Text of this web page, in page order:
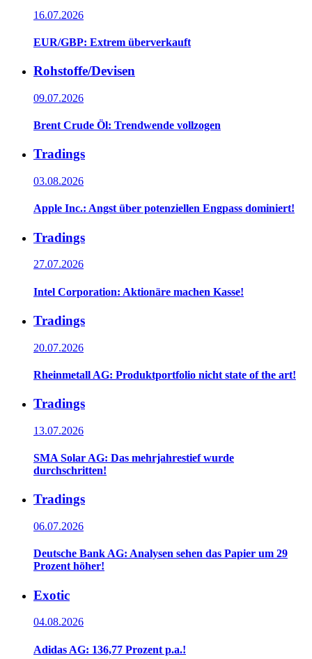
16.07.2026
EUR/GBP: Extrem überverkauft
Rohstoffe/Devisen
09.07.2026
Brent Crude Öl: Trendwende vollzogen
Tradings
03.08.2026
Apple Inc.: Angst über potenziellen Engpass dominiert!
Tradings
27.07.2026
Intel Corporation: Aktionäre machen Kasse!
Tradings
20.07.2026
Rheinmetall AG: Produktportfolio nicht state of the art!
Tradings
13.07.2026
SMA Solar AG: Das mehrjahrestief wurde
durchschritten!
Tradings
06.07.2026
Deutsche Bank AG: Analysen sehen das Papier um 29
Prozent höher!
Exotic
04.08.2026
Adidas AG: 136,77 Prozent p.a.!